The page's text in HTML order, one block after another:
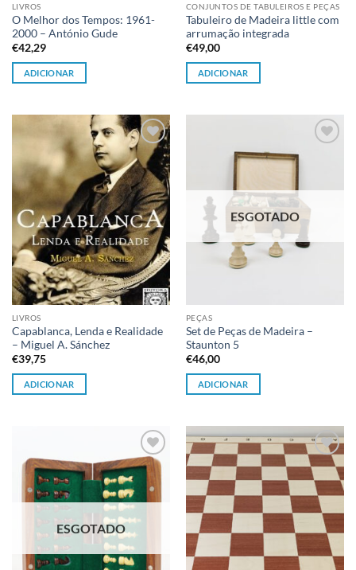
LIVROS
O Melhor dos Tempos: 1961-
2000 – António Gude
€42,29
ADICIONAR
CONJUNTOS DE TABULEIROS E PEÇAS
Tabuleiro de Madeira little com
arrumação integrada
€49,00
ADICIONAR
Adicionar
à lista de
desejos
LIVROS
Capablanca, Lenda e Realidade
– Miguel A. Sánchez
€39,75
ADICIONAR
Adicionar
ESGOTADO
PEÇAS
Set de Peças de Madeira –
Staunton 5
€46,00
ADICIONAR
Adicionar
à lista de
desejos
ESGOTADO
Adicionar
à lista de
desejos